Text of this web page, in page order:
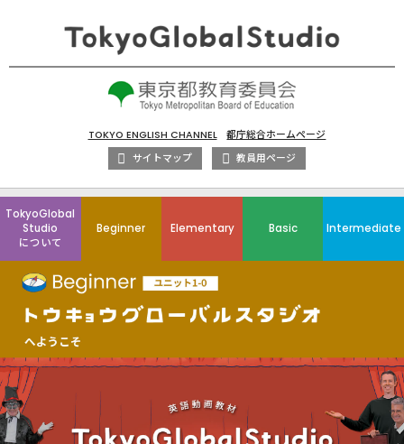
TOKYO ENGLISH CHANNEL
都庁総合ホームページ
サイトマップ
教員用ページ
TokyoGlobal
Studio
について
Beginner Elementary Basic Intermediate